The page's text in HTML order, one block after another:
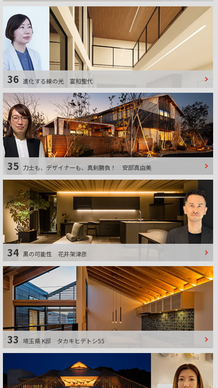
36 進化する線の光 富和聖代
35 力士も、デザイナーも、真剣勝負！ 安部真由美
34 黒の可能性 花井架津彦
33 埼玉県 K邸 タカキヒデトシ55